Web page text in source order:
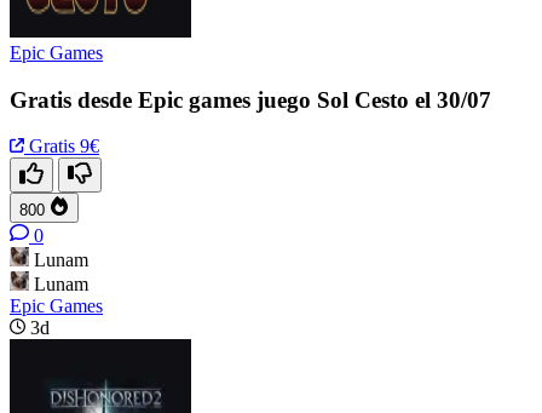
Epic Games
Gratis desde Epic games juego Sol Cesto el 30/07
Gratis 9€
800
0
Lunam
Lunam
Epic Games
3d